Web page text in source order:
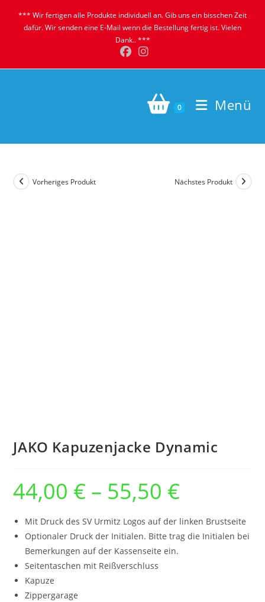
*** Wir fertigen alle Produkte individuell an. Gib uns ein bisschen Zeit
dafür. Wir senden eine E-Mail wenn die Bestellung fertig ist. Vielen
Dank.. ***
0 Menü
Vorheriges Produkt Nächstes Produkt
JAKO Kapuzenjacke Dynamic
44,00 € – 55,50 €Preisspanne:
Mit Druck des SV Urmitz Logos auf der linken Brustseite
Optionaler Druck der Initialen. Bitte trag die Initialen bei
Bemerkungen auf der Kassenseite ein.
Seitentaschen mit Reißverschluss
Kapuze
Zippergarage